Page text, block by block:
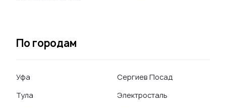
По городам
Уфа
Тула
Сергиев Посад
Электросталь